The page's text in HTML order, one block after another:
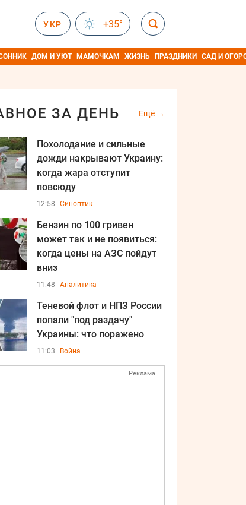
УКР +35°
ДОМ И УЮТ МАМОЧКАМ ЖИЗНЬ ПРАЗДНИКИ САД И
ЗА ДЕНЬ Ещё
Похолодание и сильные
дожди накрывают Украину:
когда жара отступит
повсюду
12:58 Синоптик
Бензин по 100 гривен
может так и не появиться:
когда цены на АЗС пойдут
вниз
11:48 Аналитика
Теневой флот и НПЗ России
попали "под раздачу"
Украины: что поражено
11:03 Война
Реклама